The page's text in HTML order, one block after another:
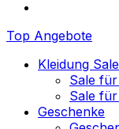
Top Angebote
Kleidung Sale
Sale
Sale
Geschenke